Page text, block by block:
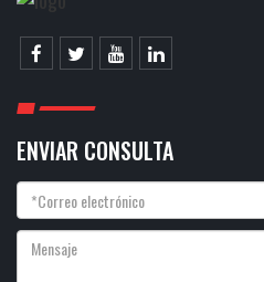
ENVIAR CONSULTA